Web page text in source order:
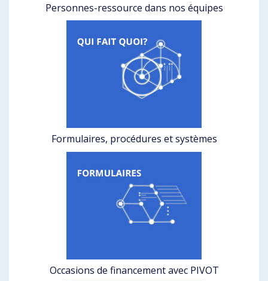
Personnes-ressource dans nos équipes
Formulaires, procédures et systèmes
Occasions de financement avec PIVOT